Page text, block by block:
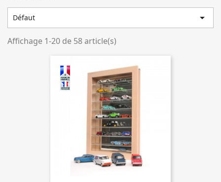
Défaut 
Affichage 1-20 de 58 article(s)